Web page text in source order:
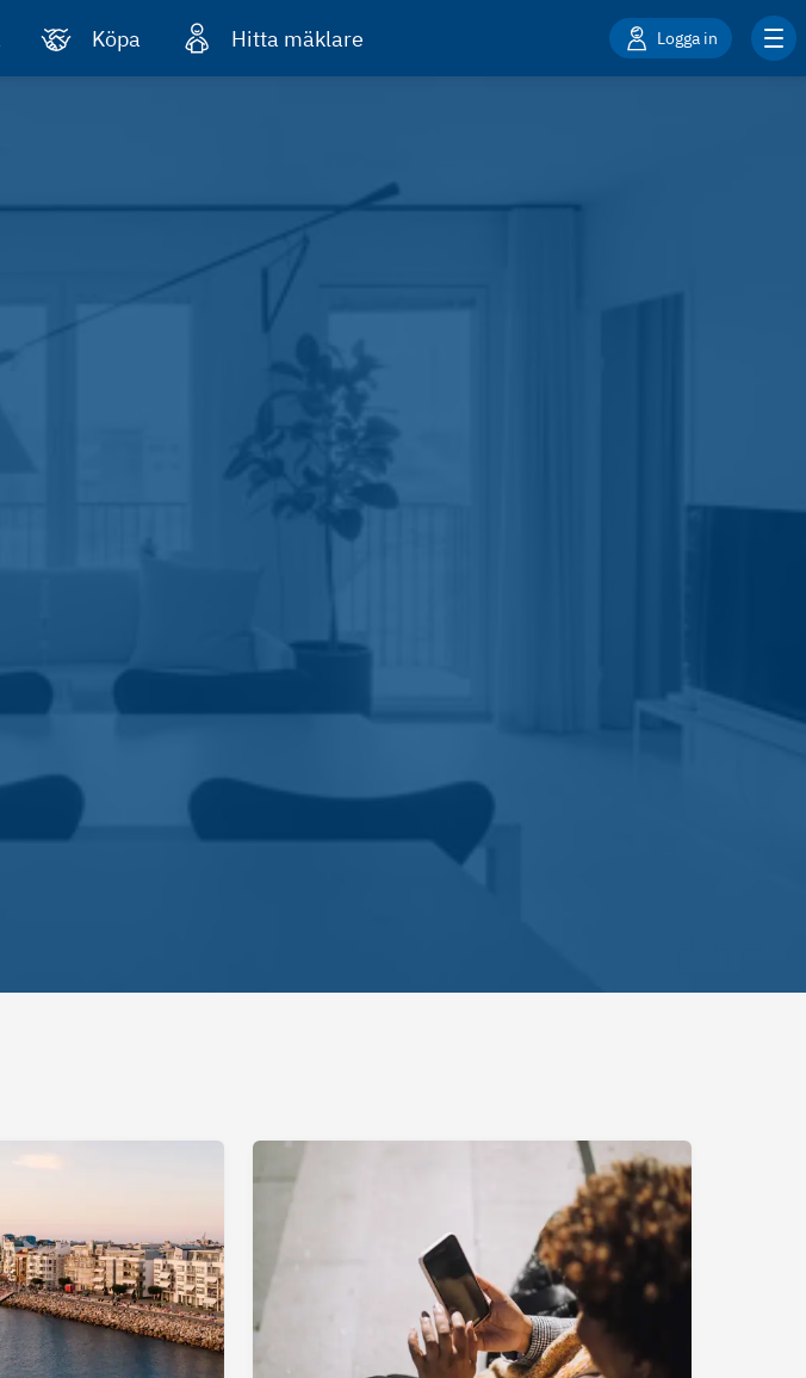
Köpa Hitta mäklare Logga in